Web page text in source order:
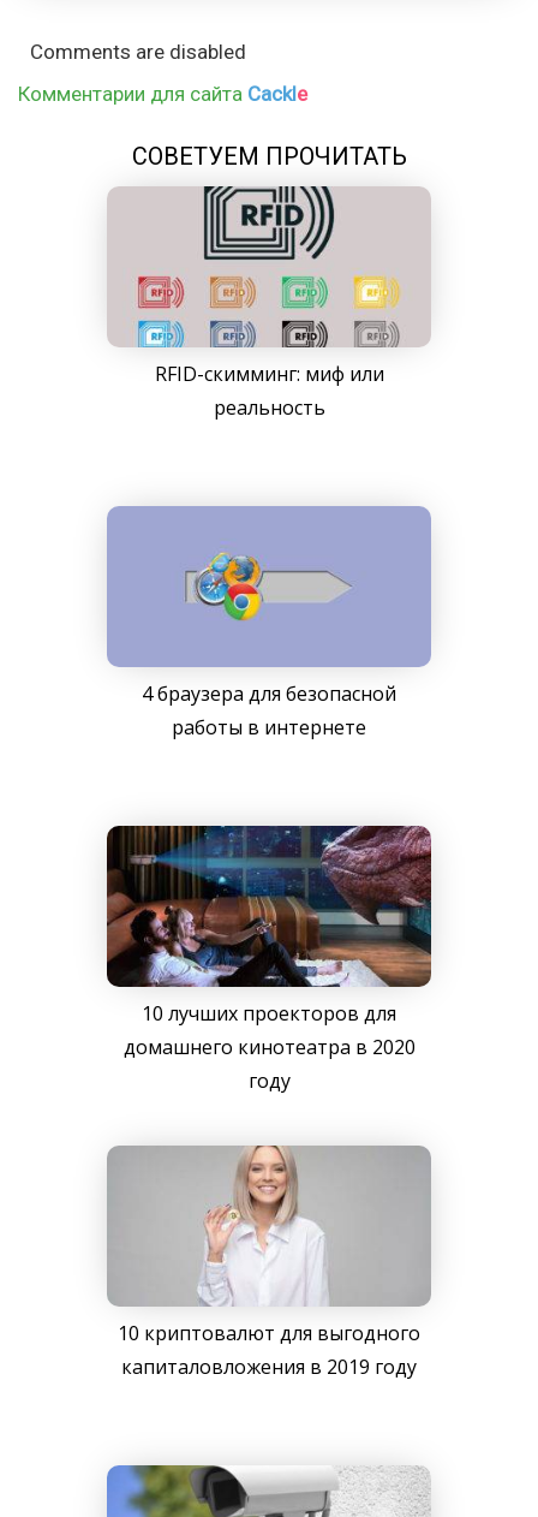
Comments are disabled
Комментарии для сайта Cackle
СОВЕТУЕМ ПРОЧИТАТЬ
RFID-скимминг: миф или
реальность
4 браузера для безопасной
работы в интернете
10 лучших проекторов для
домашнего кинотеатра в 2020
году
10 криптовалют для выгодного
капиталовложения в 2019 году